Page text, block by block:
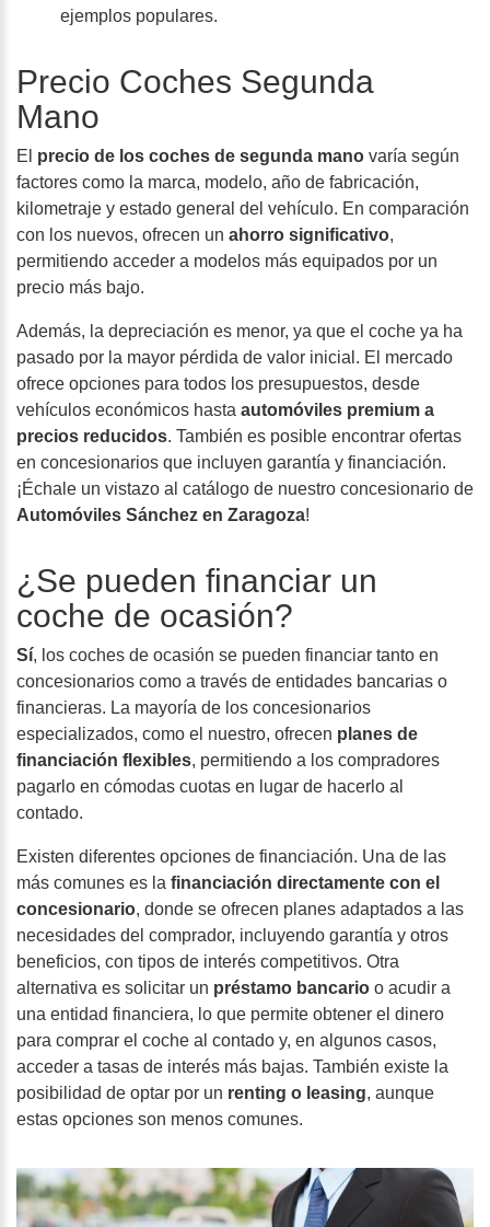
ejemplos populares.
Precio Coches Segunda
Mano
El precio de los coches de segunda mano varía según
factores como la marca, modelo, año de fabricación,
kilometraje y estado general del vehículo. En comparación
con los nuevos, ofrecen un ahorro significativo,
permitiendo acceder a modelos más equipados por un
precio más bajo.
Además, la depreciación es menor, ya que el coche ya ha
pasado por la mayor pérdida de valor inicial. El mercado
ofrece opciones para todos los presupuestos, desde
vehículos económicos hasta automóviles premium a
precios reducidos. También es posible encontrar ofertas
en concesionarios que incluyen garantía y financiación.
¡Échale un vistazo al catálogo de nuestro concesionario de
Automóviles Sánchez en Zaragoza!
¿Se pueden financiar un
coche de ocasión?
Sí, los coches de ocasión se pueden financiar tanto en
concesionarios como a través de entidades bancarias o
financieras. La mayoría de los concesionarios
especializados, como el nuestro, ofrecen planes de
financiación flexibles, permitiendo a los compradores
pagarlo en cómodas cuotas en lugar de hacerlo al
contado.
Existen diferentes opciones de financiación. Una de las
más comunes es la financiación directamente con el
concesionario, donde se ofrecen planes adaptados a las
necesidades del comprador, incluyendo garantía y otros
beneficios, con tipos de interés competitivos. Otra
alternativa es solicitar un préstamo bancario o acudir a
una entidad financiera, lo que permite obtener el dinero
para comprar el coche al contado y, en algunos casos,
acceder a tasas de interés más bajas. También existe la
posibilidad de optar por un renting o leasing, aunque
estas opciones son menos comunes.